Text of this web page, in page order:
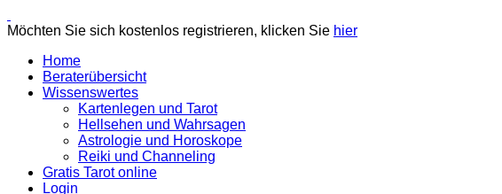
Möchten Sie sich kostenlos registrieren, klicken Sie hier
Home
Beraterübersicht
Wissenswertes
Kartenlegen und Tarot
Hellsehen und Wahrsagen
Astrologie und Horoskope
Reiki und Channeling
Gratis Tarot online
Login